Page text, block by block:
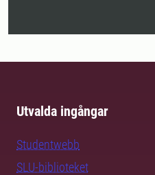
Utvalda ingångar
Studentwebb
SLU-biblioteket